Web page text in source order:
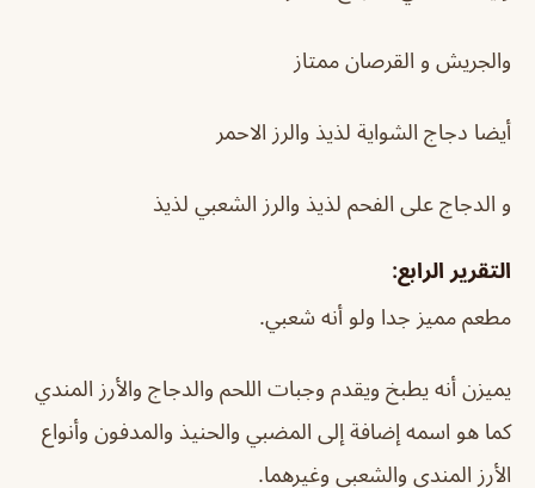
والجريش و القرصان ممتاز
أيضا دجاج الشواية لذيذ والرز الاحمر
و الدجاج على الفحم لذيذ والرز الشعبي لذيذ
التقرير الرابع:
مطعم مميز جدا ولو أنه شعبي.
يميزن أنه يطبخ ويقدم وجبات اللحم والدجاج والأرز المندي
كما هو اسمه إضافة إلى المضبي والحنيذ والمدفون وأنواع
الأرز المندي والشعبي وغيرهما.